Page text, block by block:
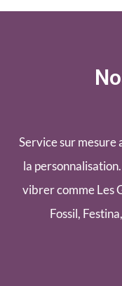
Service sur mesure
la
vibrer comme Les
Fossil,